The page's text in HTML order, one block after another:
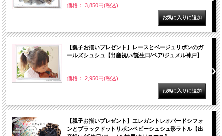
価格： 3,850円(税込)
【親子お揃いプレゼント】レースとベージュリボンのガ
ールズシュシュ【出産祝い/誕生日/ペア/ジュメル神戸】
価格： 2,950円(税込)
【親子お揃いプレゼント】エレガントレオパードシフォ
ンとブラックドットリボンベビーシュシュ形ラトル【出